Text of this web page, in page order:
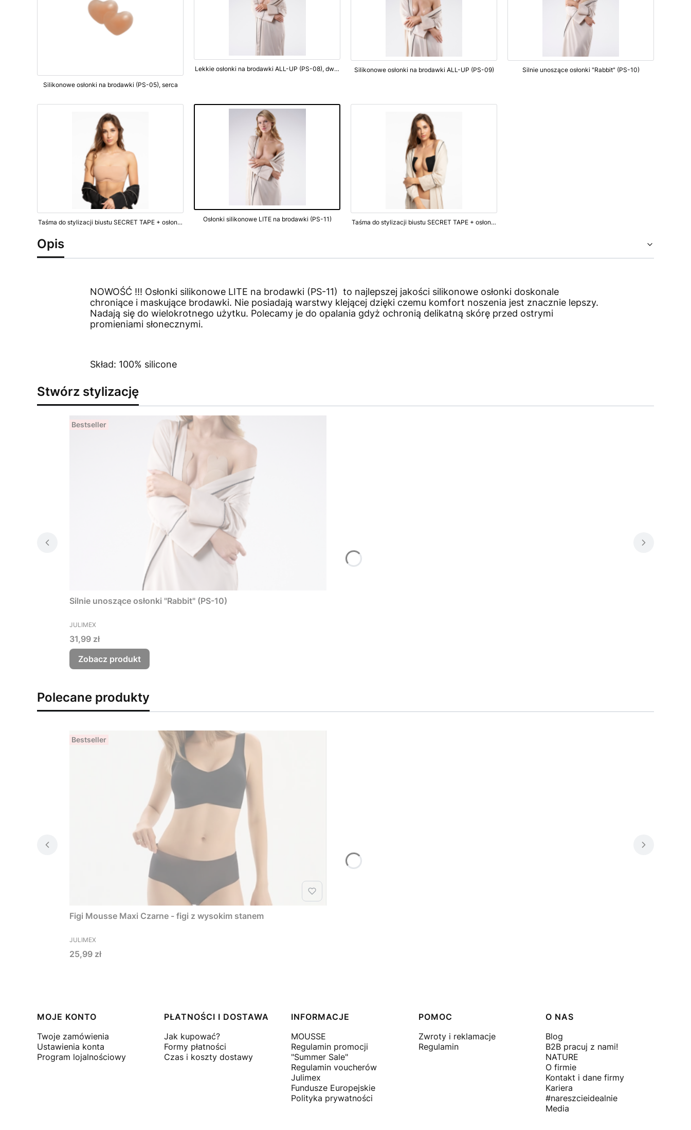
Silikonowe osłonki na brodawki (PS-05), serca
Lekkie osłonki na brodawki ALL-UP (PS-08), dwie pary Silikonowe osłonki na brodawki ALL-UP (PS-09) Silnie unoszące osłonki "Rabbit" (PS-10)
Taśma do stylizacji biustu SECRET TAPE + osłonki (BA-20) beżowa Osłonki silikonowe LITE na brodawki (PS-11) Taśma do stylizacji biustu SECRET TAPE + osłonki (BA-20) czarna
Opis
NOWOŚĆ !!! Osłonki silikonowe LITE na brodawki (PS-11) to najlepszej jakości silikonowe osłonki doskonale
chroniące i maskujące brodawki. Nie posiadają warstwy klejącej dzięki czemu komfort noszenia jest znacznie lepszy.
Nadają się do wielokrotnego użytku. Polecamy je do opalania gdyż ochronią delikatną skórę przed ostrymi
promieniami słonecznymi.
Skład: 100% silicone
Stwórz stylizację
Bestseller
Silnie unoszące osłonki "Rabbit" (PS-10)
PRODUCENT
JULIMEX
Cena
31,99 zł
Zobacz produkt
Polecane produkty
Bestseller
Figi Mousse Maxi Czarne - figi z wysokim stanem
PRODUCENT
JULIMEX
Cena
25,99 zł
Linki w stopce
MOJE KONTO
Twoje zamówienia
Ustawienia konta
Program lojalnościowy
PŁATNOŚCI I DOSTAWA
Jak kupować?
Formy płatności
Czas i koszty dostawy
INFORMACJE
MOUSSE
Regulamin promocji
"Summer Sale"
Regulamin voucherów
Julimex
Fundusze Europejskie
Polityka prywatności
POMOC
Zwroty i reklamacje
Regulamin
O NAS
Blog
B2B pracuj z nami!
NATURE
O firmie
Kontakt i dane firmy
Kariera
#nareszcieidealnie
Media